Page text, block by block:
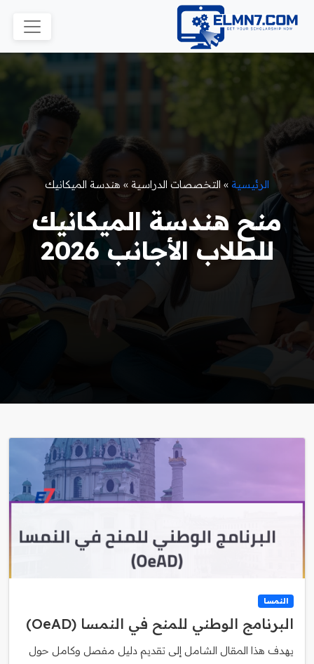
الرئيسية »التخصصات الدراسية » هندسة الميكانيك
منح هندسة الميكانيك
للطلاب الأجانب 2026
النمسا
البرنامج الوطني للمنح في النمسا (OeAD)
يهدف هذا المقال الشامل إلى تقديم دليل مفصل وكامل حول